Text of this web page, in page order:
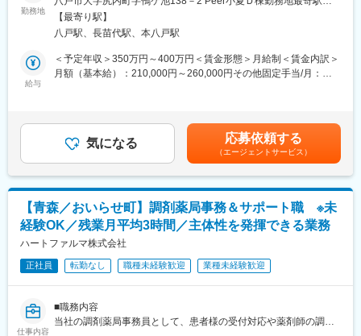
・業界トップクラスのIoT製品や医療システムに触れる事が可能で
す。また、製品知識だけでなくメンテナンススキルも習得可能な
ため市場価値向上が可能です。
登用となり、業界トップクラスシェアを誇る優良企業の正社員と
して安定就業が可能です。（登用率98%、試験ノルマなし）
最新のIoT技術に注力しており、これまで人の手でアナログに行わ
れていた薬剤管理を、全自動で管理、調整、計測、分包まで対応
可能にしました。当社の製品やシステムが、24時間止めてはなら
ない医療現場の安心安全や、医療従事者の負担軽減に大きく貢献
しています。
◆高いシェアを持つ製品：
調剤というニッチな分野で、業界トップクラスのシェアを誇る製
品が多数あります。寡占市場だからこそ、競合製品を使っている
顧客からいかにシェアを獲得するか試行錯誤する面白さがありま
す。
※社有車（軽自動車）使用します。
※電話待機業務が発生します。（月5～8回程度）
■就業時間補足：
1ヶ月単位の変形労働時間制を導入しています。（1週間の平均労
平成29年3月開設。在宅患者さんや施設入居者さんへ訪問し、医
療ケアを行っています。また、理学療法士も在籍し、看護とリハ
ビリを併せたケアを実施しております。
年齢や性別、病気の時期を問わず、訪問看護を必要とするすべて
の方が対象です。
お客様の主治医の医療方針やケアプランに添って、看護師（また
はその他の専門職のスタッフ）が、病気・体調不良などで支援を
必要とされる方のご自宅や、入居されている施設を訪問し、医療
的処置や管理などの看護サービスを提供いたします。
勤務地
JR 八戸線／八戸駅受動喫煙対策：屋内全面禁煙変更の範囲：無
【最寄り駅】
八戸駅、長苗代駅、本八戸駅
給与
＜予定年収＞350万円～400万円＜賃金形態＞月給制＜賃金内訳＞
月額（基本給）：210,000円～260,000円その他固定手当/月：
給：年2,000円～5,000円（過去実績）記載金額は選考を通じて上
下する可能性があります。月給(月額)は固定手当を含みます。
気になる 応募依頼する
（エージェントサービス）
【青森／おいらせ町】調剤薬局事務＆サポート職 ※未
経験OK／残業月平均3時間／主体性を発揮できる業務
ハートファルマ株式会社
正社員 転勤なし 職種未経験歓迎 業種未経験歓迎
仕事内容
■職務内容
当社の調剤薬局事務員として、患者様の受付対応や薬剤師の調剤